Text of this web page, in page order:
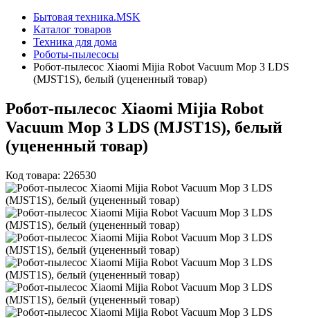
Бытовая техника.MSK
Каталог товаров
Техника для дома
Роботы-пылесосы
Робот-пылесос Xiaomi Mijia Robot Vacuum Mop 3 LDS
(MJST1S), белый (уцененный товар)
Робот-пылесос Xiaomi Mijia Robot
Vacuum Mop 3 LDS (MJST1S), белый
(уцененный товар)
Код товара: 226530